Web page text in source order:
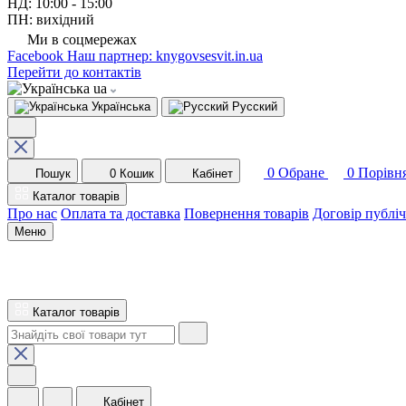
ПН: вихідний
Ми в соцмережах
Facebook Наш партнер: knygovsesvit.in.ua
Перейти до контактів
ua
Українська Русский
Пошук 0 Кошик Кабінет 0 Обране 0
Каталог товарів
Про нас Оплата та доставка Повернення товарів Договір
Меню
Каталог товарів
Кабінет